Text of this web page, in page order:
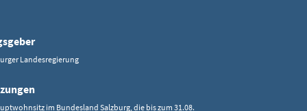
Landesregierung
im Bundesland Salzburg, die bis zum 31.08.